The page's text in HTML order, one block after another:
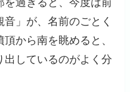
を過ぎると、今度は前
」が、名前のごとく
から南を眺めると、
出しているのがよく分